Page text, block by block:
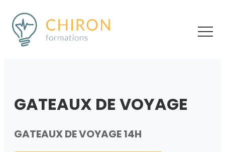
GATEAUX DE VOYAGE
GATEAUX DE VOYAGE 14H